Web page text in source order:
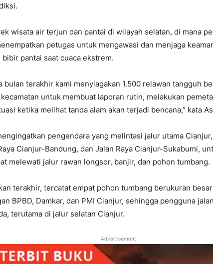
wisata air terjun dan pantai di wilayah selatan, di mana
petugas untuk mengawasi dan menjaga
pantai saat cuaca ekstrem.
bulan terakhir kami menyiagakan 1.500 relawan tangguh
untuk membuat laporan rutin, melakukan
ketika melihat tanda alam akan terjadi bencana,” kata
pengendara yang melintasi jalur utama
Cianjur-Bandung, dan Jalan Raya Cianjur-Sukabumi,
melewati jalur rawan longsor, banjir, dan pohon tumbang.
terakhir, tercatat empat pohon tumbang berukuran
BPBD, Damkar, dan PMI Cianjur, sehingga pengguna
terutama di jalur selatan Cianjur.
Advertisement